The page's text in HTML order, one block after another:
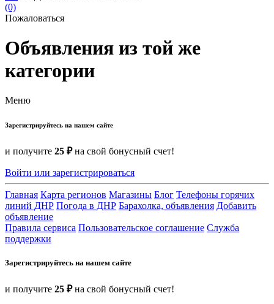
(0)
Пожаловаться
Объявления из той же
категории
Меню
Зарегистрируйтесь на нашем сайте
и получите 25 ₽на свой бонусный счет!
Войти или зарегистрироваться
Главная Карта регионов Магазины Блог Телефоны горячих
линий ДНР Погода в ДНР Барахолка, объявления Добавить
объявление
Правила сервиса Пользовательское соглашение Служба
поддержки
Зарегистрируйтесь на нашем сайте
и получите 25 ₽на свой бонусный счет!